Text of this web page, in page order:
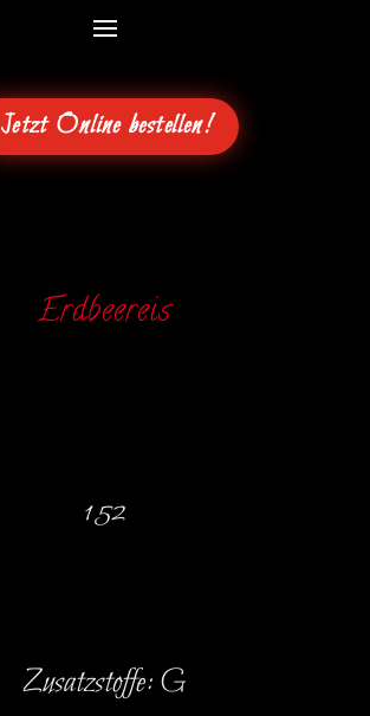
Jetzt Online bestellen!
Erdbeereis
152
Zusatzstoffe: G